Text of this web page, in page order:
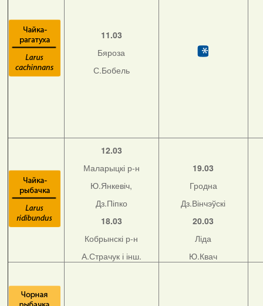
11.03
Бяроза
С.Бобель
12.03
Маларыцкі р-н
Ю.Янкевіч,
Дз.Піпко
18.03
Кобрынскі р-н
А.Страчук і інш.
19.03
Гродна
Дз.Вінчэўскі
20.03
Ліда
Ю.Квач